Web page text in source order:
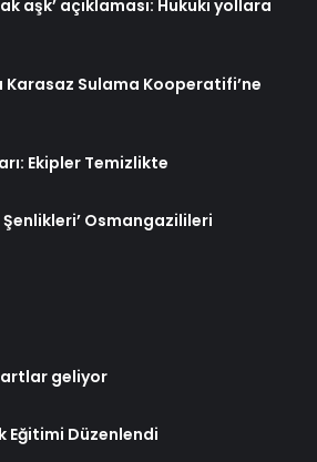
aşk’ açıklaması: Hukuki yollara
Karasaz Sulama Kooperatifi’ne
Ekipler Temizlikte
Şenlikleri’ Osmangazilileri
geliyor
Eğitimi Düzenlendi